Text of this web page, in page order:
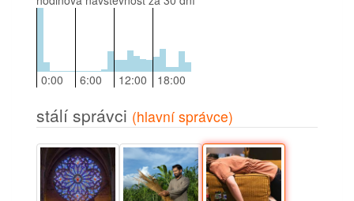
0:00 6:00 12:00 18:00
stálí správci (hlavní správce)